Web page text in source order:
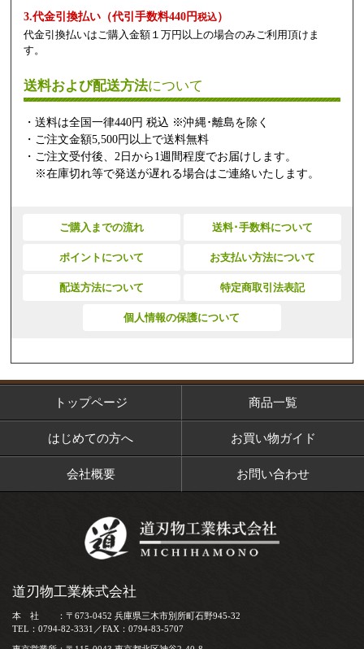
3.代金引換払い（代引手数料440円税込）
代金引換払いはご購入金額１万円以上の場合のみご利用頂けま
す。
送料および配送方法について
・送料は全国一律440円 税込 ※沖縄･離島を除く
・ご注文金額5,500円以上で送料無料
・ご注文受付後、2日から1週間程度でお届けします。
※在庫切れ等で発送が遅れる場合はご連絡いたします。
ご購入までの流れ 送料･手数料について
ポイントについて お支払い方法について
配送方法について 特定商取引法表記
個人情報の保護について
トップページ 商品一覧
はじめての方へ お買い物ガイド
会社概要 お問い合わせ
道刃物工業株式会社
本 社 ：〒673-0452 兵庫県三木市別所町石野945-32
TEL：0794-82-3331／FAX：0794-83-5707